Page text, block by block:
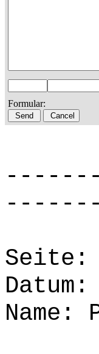
Formular:
Seite: